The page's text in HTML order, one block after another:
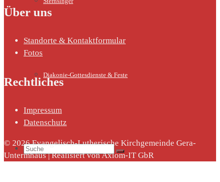
Diakonie-Gottesdienste & Feste
Suche
Über uns
Standorte & Kontaktformular
Fotos
Rechtliches
Impressum
Datenschutz
© 2026 Evangelisch-Lutherische Kirchgemeinde Gera-
Untermhaus | Realisiert von Axiom-IT GbR